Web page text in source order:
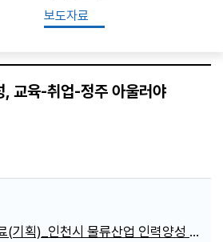
보도자료
, 교육-취업-정주 아울러야
260512_보도자료(기획)_인천시 물류산업 인력양성 체계 구축 및 활성화 모델 연구_강동준.hwp